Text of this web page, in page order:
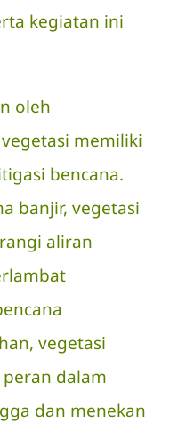
kegiatan ini
oleh
memiliki
bencana.
banjir, vegetasi
aliran
vegetasi
dalam
dan menekan